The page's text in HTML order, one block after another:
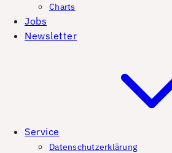
Charts
Jobs
Newsletter
Service
Datenschutzerklärung